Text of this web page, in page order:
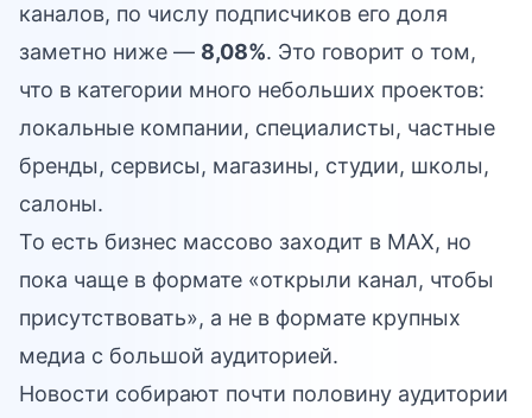
каналов, по числу подписчиков его доля
заметно ниже — 8,08%. Это говорит о том,
что в категории много небольших проектов:
локальные компании, специалисты, частные
бренды, сервисы, магазины, студии, школы,
салоны.
То есть бизнес массово заходит в MAX, но
пока чаще в формате «открыли канал, чтобы
присутствовать», а не в формате крупных
медиа с большой аудиторией.
Новости собирают почти половину аудитории